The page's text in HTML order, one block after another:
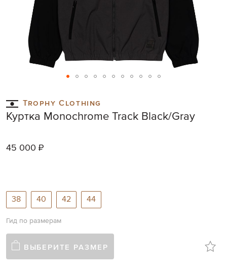
to
the
beginning
images
Trophy Clothing
Куртка Monochrome Track Black/Gray
45 000 ₽
38 40 42 44
Гид по размерам
ВЫБЕРИТЕ РАЗМЕР